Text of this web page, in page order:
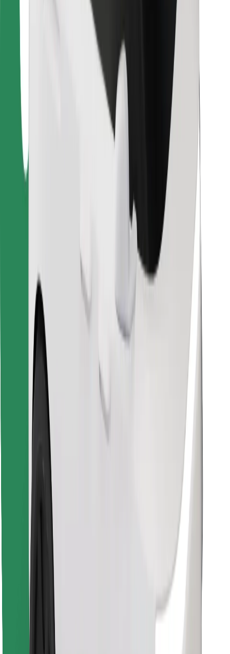
Paslaugų teikėjai
Automobilis atvyks per kelias minutes!
Atsisiųsti programėlę „Bolt“
Atsisiųsti programėlę „Bolt Food“